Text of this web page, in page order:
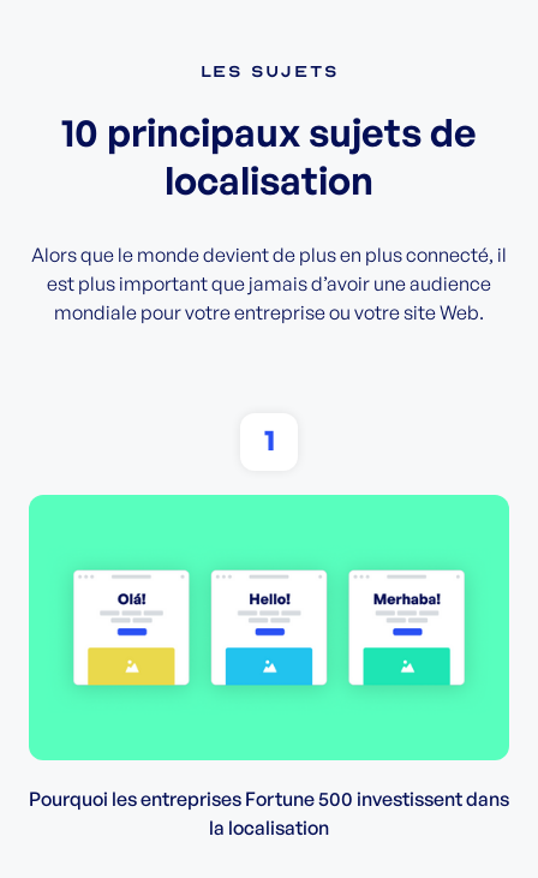
Les sujets
10 principaux sujets de
localisation
Alors que le monde devient de plus en plus connecté, il
est plus important que jamais d’avoir une audience
mondiale pour votre entreprise ou votre site Web.
1
Pourquoi les entreprises Fortune 500 investissent dans
la localisation